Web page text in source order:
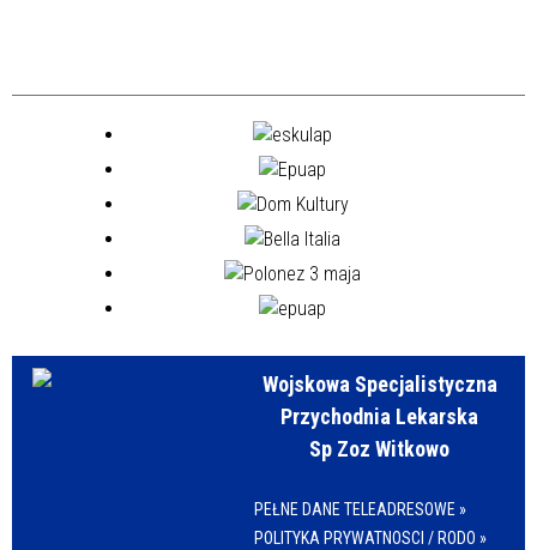
Wojskowa Specjalistyczna
Przychodnia Lekarska
Sp Zoz Witkowo
PEŁNE DANE TELEADRESOWE »
POLITYKA PRYWATNOSCI / RODO »